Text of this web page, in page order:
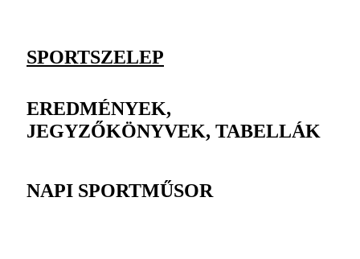
SPORTSZELEP
EREDMÉNYEK,
JEGYZŐKÖNYVEK, TABELLÁK
NAPI SPORTMŰSOR